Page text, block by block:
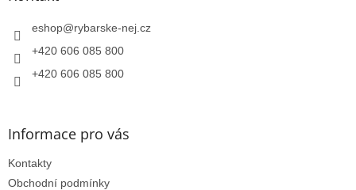
eshop@rybarske-nej.cz
+420 606 085 800
+420 606 085 800
Informace pro vás
Kontakty
Obchodní podmínky